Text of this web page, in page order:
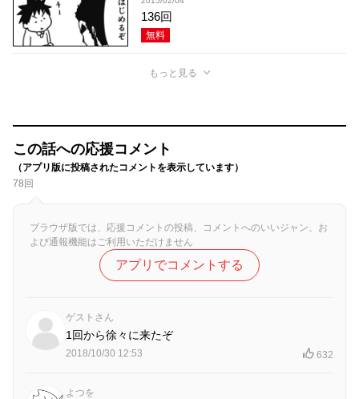
136回
無料
もっと見る
この話への応援コメント
（アプリ版に投稿されたコメントを表示しています）
78回
ブラウザ版では、応援コメントの投稿、コメントへのいいジャン、お
よび通報機能はご利用いただけません
アプリでコメントする
ゲストさん
1回から徐々に来たぞ
2018/10/30 12:53 632
よつを